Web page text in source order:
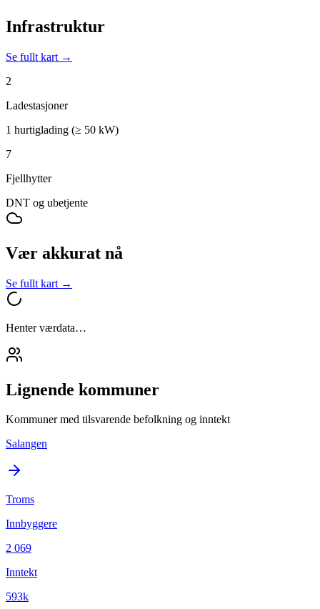
Infrastruktur
Se fullt kart →
2
Ladestasjoner
1 hurtiglading (≥ 50 kW)
7
Fjellhytter
DNT og ubetjente
Vær akkurat nå
Se fullt kart →
Henter værdata…
Lignende kommuner
Kommuner med tilsvarende befolkning og inntekt
Salangen
Troms
Innbyggere
2 069
Inntekt
593k